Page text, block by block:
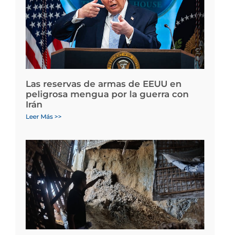
Las reservas de armas de EEUU en
peligrosa mengua por la guerra con
Irán
Leer Más >>